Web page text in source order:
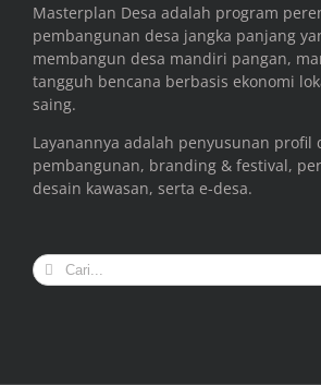
Masterplan Desa adalah program
pembangunan desa jangka panjang
membangun desa mandiri pangan,
tangguh bencana berbasis ekonomi
saing.
Layanannya adalah penyusunan profil
pembangunan, branding & festival,
desain kawasan, serta e-desa.
Search
for: